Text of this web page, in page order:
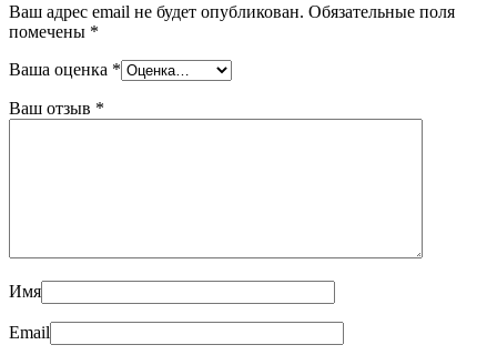
Ваш адрес email не будет опубликован. Обязательные поля
помечены *
Ваша оценка *
Ваш отзыв *
Имя
Email